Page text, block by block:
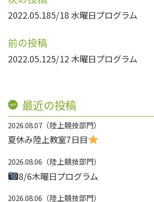
2022.05.185/18 水曜日プログラム
前の投稿
2022.05.125/12 木曜日プログラム
最近の投稿
2026.08.07 陸上競技部門
夏休み陸上教室7日目
2026.08.06 陸上競技部門
8/6木曜日プログラム
2026.08.06 陸上競技部門